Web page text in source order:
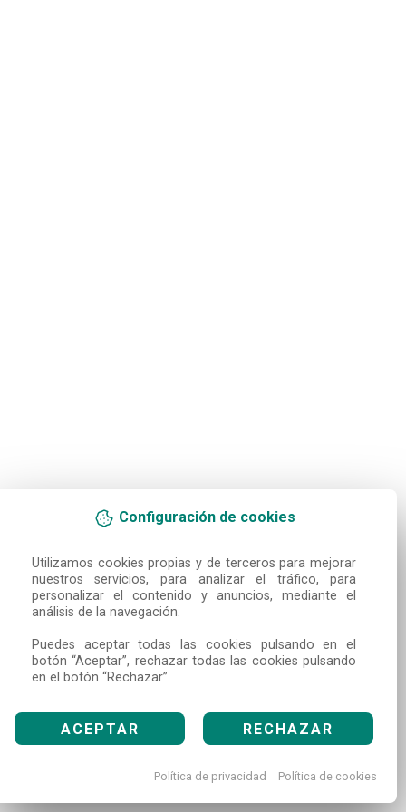
Configuración de cookies
Utilizamos cookies propias y de terceros para mejorar
nuestros servicios, para analizar el tráfico, para
personalizar el contenido y anuncios, mediante el
análisis de la navegación.
Puedes aceptar todas las cookies pulsando en el
botón “Aceptar”, rechazar todas las cookies pulsando
en el botón “Rechazar”
ACEPTAR RECHAZAR
Política de privacidad Política de cookies